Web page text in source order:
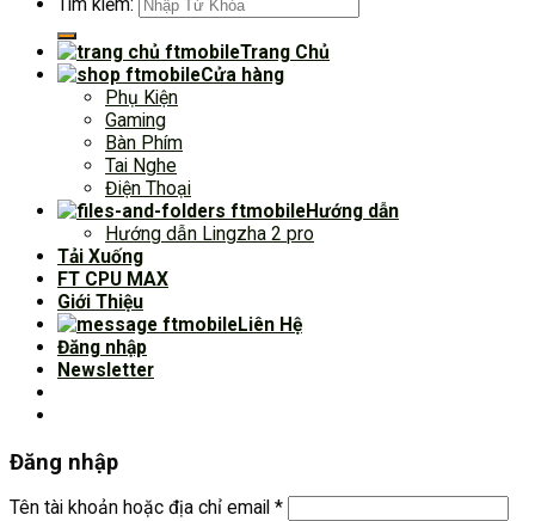
Tìm kiếm:
Trang Chủ
Cửa hàng
Phụ Kiện
Gaming
Bàn Phím
Tai Nghe
Điện Thoại
Hướng dẫn
Hướng dẫn Lingzha 2 pro
Tải Xuống
FT CPU MAX
Giới Thiệu
Liên Hệ
Đăng nhập
Newsletter
Đăng nhập
Tên tài khoản hoặc địa chỉ email *